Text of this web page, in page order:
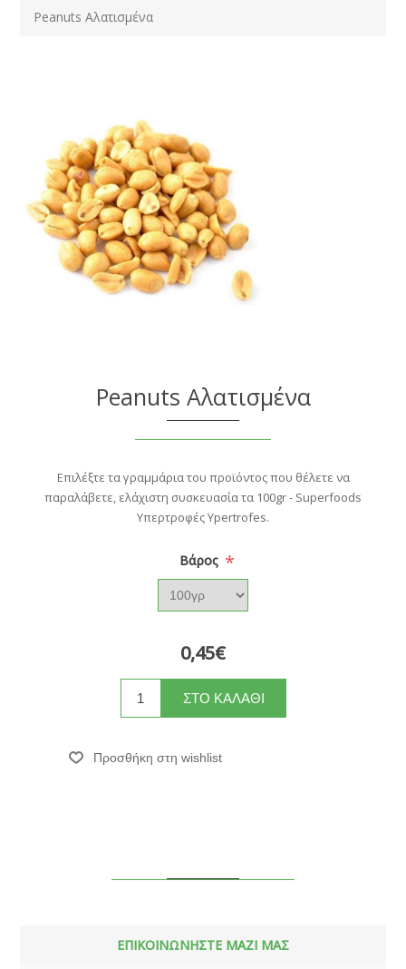
Peanuts Αλατισμένα
Peanuts Αλατισμένα
Επιλέξτε τα γραμμάρια του προϊόντος που θέλετε να
παραλάβετε, ελάχιστη συσκευασία τα 100gr - Superfoods
Υπερτροφές Ypertrofes.
Βάρος *
0,45€
ΕΠΙΚΟΙΝΩΝΗΣΤΕ ΜΑΖΙ ΜΑΣ